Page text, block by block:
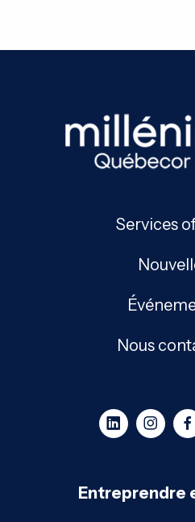
Services
Nous
Entreprendre